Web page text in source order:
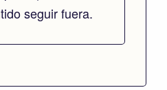
seguir fuera.